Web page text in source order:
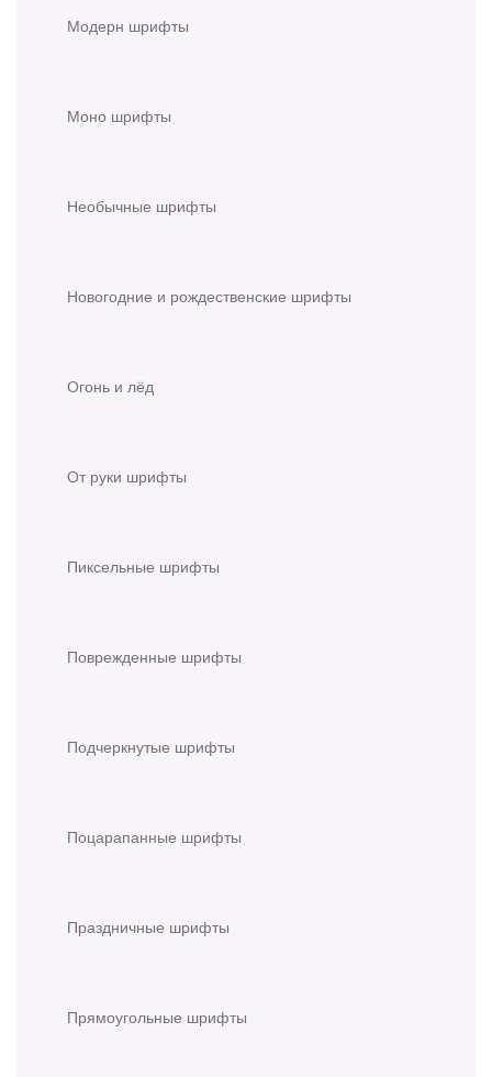
Модерн шрифты
Моно шрифты
Необычные шрифты
Новогодние и рождественские шрифты
Огонь и лёд
От руки шрифты
Пиксельные шрифты
Поврежденные шрифты
Подчеркнутые шрифты
Поцарапанные шрифты
Праздничные шрифты
Прямоугольные шрифты